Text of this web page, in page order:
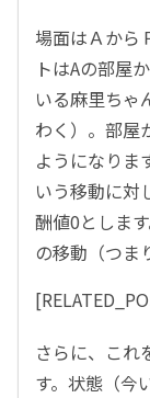
場面はＡから
トはAの部屋
いる麻里ちゃ
わく）。部屋
ようになりま
いう移動に対
酬値0としま
の移動（つま
さらに、これ
す。状態（今